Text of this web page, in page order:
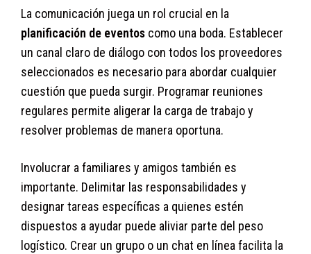
La comunicación juega un rol crucial en la
planificación de eventos como una boda. Establecer
un canal claro de diálogo con todos los proveedores
seleccionados es necesario para abordar cualquier
cuestión que pueda surgir. Programar reuniones
regulares permite aligerar la carga de trabajo y
resolver problemas de manera oportuna.
Involucrar a familiares y amigos también es
importante. Delimitar las responsabilidades y
designar tareas específicas a quienes estén
dispuestos a ayudar puede aliviar parte del peso
logístico. Crear un grupo o un chat en línea facilita la